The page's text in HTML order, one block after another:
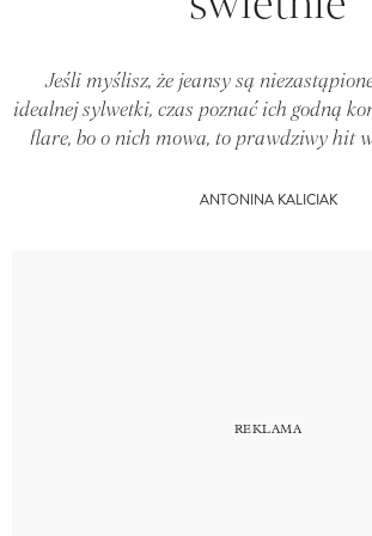
Jeśli myślisz, że jeansy są
idealnej sylwetki, czas poznać ich godną
flare, bo o nich mowa, to prawdziwy hit
ANTONINA KALICIAK